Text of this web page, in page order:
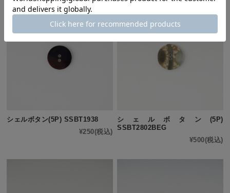
シェルボタン(5P) SSBT1938
¥250(税込)
シェルボタン(5P)
SSBT2802BEG
¥500(税込)